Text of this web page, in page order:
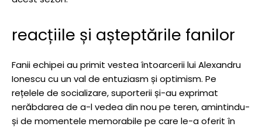
reacțiile și așteptările fanilor
Fanii echipei au primit vestea întoarcerii lui Alexandru
Ionescu cu un val de entuziasm și optimism. Pe
rețelele de socializare, suporterii și-au exprimat
nerăbdarea de a-l vedea din nou pe teren, amintindu-
și de momentele memorabile pe care le-a oferit în